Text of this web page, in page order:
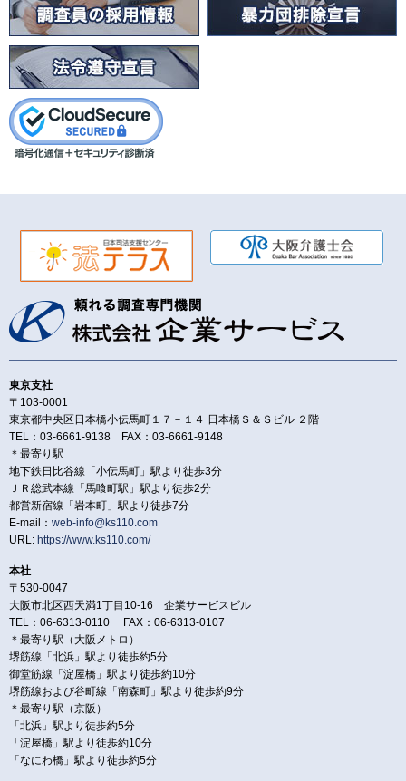
東京支社
〒103-0001
東京都中央区日本橋小伝馬町１７－１４ 日本橋Ｓ＆Ｓビル ２階
TEL：03-6661-9138 FAX：03-6661-9148
＊最寄り駅
地下鉄日比谷線「小伝馬町」駅より徒歩3分
ＪＲ総武本線「馬喰町駅」駅より徒歩2分
都営新宿線「岩本町」駅より徒歩7分
E-mail： web-info@ks110.com
URL: https://www.ks110.com/
本社
〒530-0047
大阪市北区西天満1丁目10-16 企業サービスビル
TEL：06-6313-0110 FAX：06-6313-0107
＊最寄り駅（大阪メトロ）
堺筋線「北浜」駅より徒歩約5分
御堂筋線「淀屋橋」駅より徒歩約10分
堺筋線および谷町線「南森町」駅より徒歩約9分
＊最寄り駅（京阪）
「北浜」駅より徒歩約5分
「淀屋橋」駅より徒歩約10分
「なにわ橋」駅より徒歩約5分